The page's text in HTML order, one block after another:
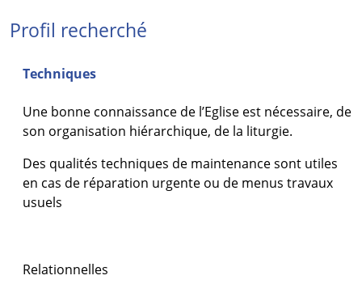
Profil recherché
Techniques
Une bonne connaissance de l’Eglise est nécessaire, de
son organisation hiérarchique, de la liturgie.
Des qualités techniques de maintenance sont utiles
en cas de réparation urgente ou de menus travaux
usuels
Relationnelles